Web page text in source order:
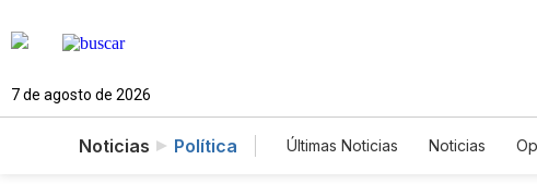
7 de agosto de 2026
Noticias Política Últimas Noticias Noticias